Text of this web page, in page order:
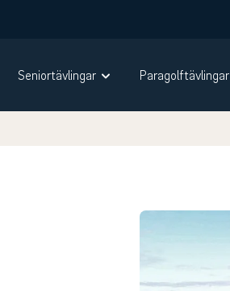
Seniortävlingar Paragolftävlingar